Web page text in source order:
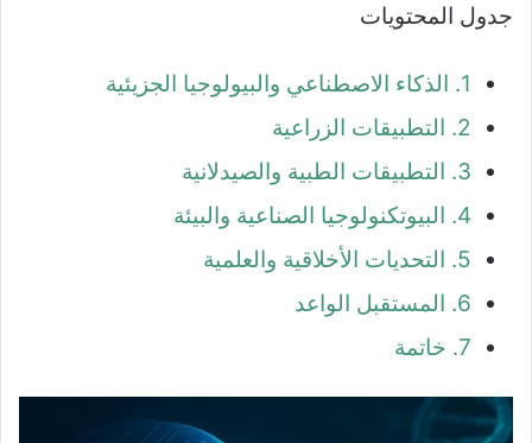
جدول المحتويات
1. الذكاء الاصطناعي والبيولوجيا الجزيئية
2. التطبيقات الزراعية
3. التطبيقات الطبية والصيدلانية
4. البيوتكنولوجيا الصناعية والبيئة
5. التحديات الأخلاقية والعلمية
6. المستقبل الواعد
7. خاتمة